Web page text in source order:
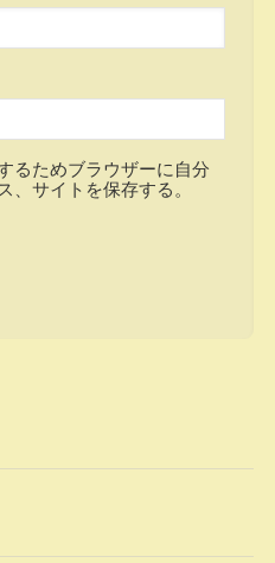
るためブラウザーに自分
、サイトを保存する。